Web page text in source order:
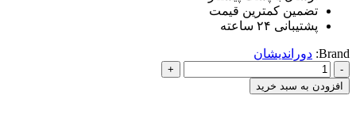
تضمین کمترین قیمت
پشتیبانی ۲۴ ساعته
Brand: دوراندیشان
کمک
حافظه
مدنی
افزودن به سبد خرید